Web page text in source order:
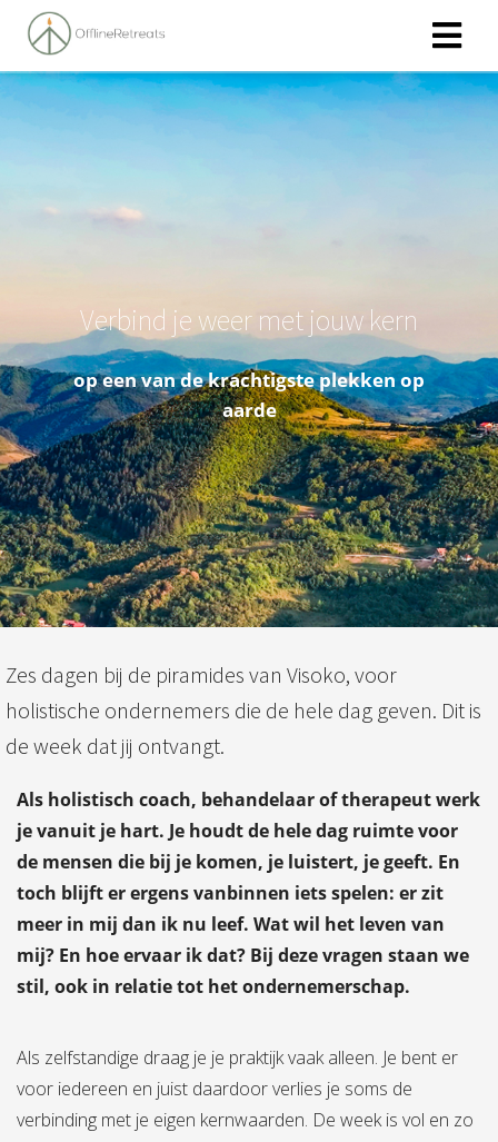
Verbind je weer met jouw kern
op een van de krachtigste plekken op
aarde
Zes dagen bij de piramides van Visoko, voor
holistische ondernemers die de hele dag geven. Dit is
de week dat jij ontvangt.
Als holistisch coach, behandelaar of therapeut werk
je vanuit je hart. Je houdt de hele dag ruimte voor
de mensen die bij je komen, je luistert, je geeft. En
toch blijft er ergens vanbinnen iets spelen: er zit
meer in mij dan ik nu leef. Wat wil het leven van
mij? En hoe ervaar ik dat? Bij deze vragen staan we
stil, ook in relatie tot het ondernemerschap.
Als zelfstandige draag je je praktijk vaak alleen. Je bent er
voor iedereen en juist daardoor verlies je soms de
verbinding met je eigen kernwaarden. De week is vol en zo